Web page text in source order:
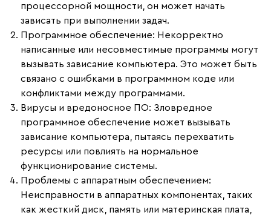
процессорной мощности, он может начать
зависать при выполнении задач.
Программное обеспечение: Некорректно
написанные или несовместимые программы могут
вызывать зависание компьютера. Это может быть
связано с ошибками в программном коде или
конфликтами между программами.
Вирусы и вредоносное ПО: Зловредное
программное обеспечение может вызывать
зависание компьютера, пытаясь перехватить
ресурсы или повлиять на нормальное
функционирование системы.
Проблемы с аппаратным обеспечением:
Неисправности в аппаратных компонентах, таких
как жесткий диск, память или материнская плата,